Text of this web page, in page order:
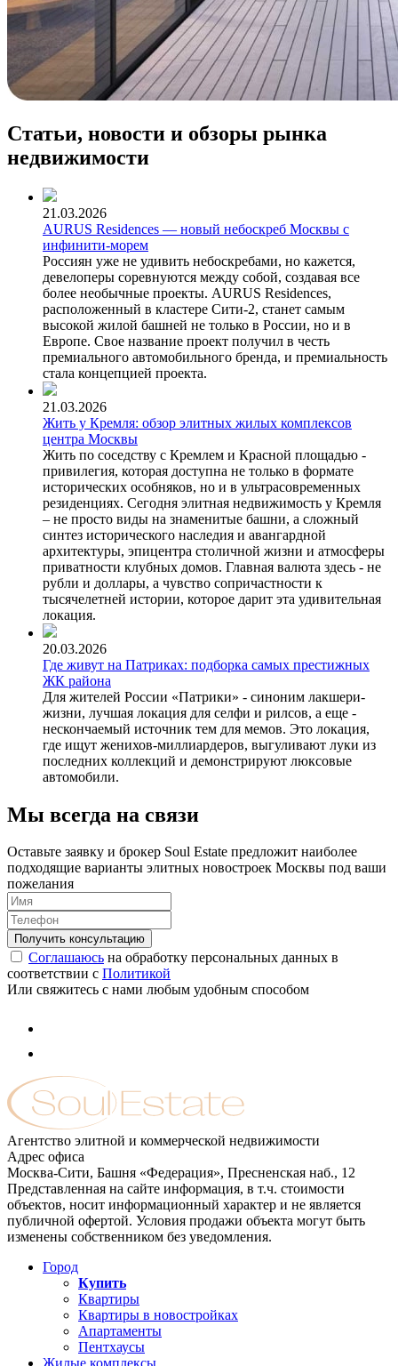
Статьи, новости и обзоры рынка
недвижимости
21.03.2026
AURUS Residences — новый небоскреб Москвы с
инфинити-морем
Россиян уже не удивить небоскребами, но кажется,
девелоперы соревнуются между собой, создавая все
более необычные проекты. AURUS Residences,
расположенный в кластере Сити-2, станет самым
высокой жилой башней не только в России, но и в
Европе. Свое название проект получил в честь
премиального автомобильного бренда, и премиальность
стала концепцией проекта.
21.03.2026
Жить у Кремля: обзор элитных жилых комплексов
центра Москвы
Жить по соседству с Кремлем и Красной площадью -
привилегия, которая доступна не только в формате
исторических особняков, но и в ультрасовременных
резиденциях. Сегодня элитная недвижимость у Кремля
– не просто виды на знаменитые башни, а сложный
синтез исторического наследия и авангардной
архитектуры, эпицентра столичной жизни и атмосферы
приватности клубных домов. Главная валюта здесь - не
рубли и доллары, а чувство сопричастности к
тысячелетней истории, которое дарит эта удивительная
локация.
20.03.2026
Где живут на Патриках: подборка самых престижных
ЖК района
Для жителей России «Патрики» - синоним лакшери-
жизни, лучшая локация для селфи и рилсов, а еще -
нескончаемый источник тем для мемов. Это локация,
где ищут женихов-миллиардеров, выгуливают луки из
последних коллекций и демонстрируют люксовые
автомобили.
Мы всегда на связи
Оставьте заявку и брокер Soul Estate предложит наиболее
подходящие варианты элитных новостроек Москвы под ваши
пожелания
Соглашаюсь на обработку персональных данных в
соответствии с Политикой
Или свяжитесь с нами любым удобным способом
Агентство элитной и коммерческой недвижимости
Адрес офиса
Москва-Сити, Башня «Федерация», Пресненская наб., 12
Представленная на сайте информация, в т.ч. стоимости
объектов, носит информационный характер и не является
публичной офертой. Условия продажи объекта могут быть
изменены собственником без уведомления.
Город
Купить
Квартиры
Квартиры в новостройках
Апартаменты
Пентхаусы